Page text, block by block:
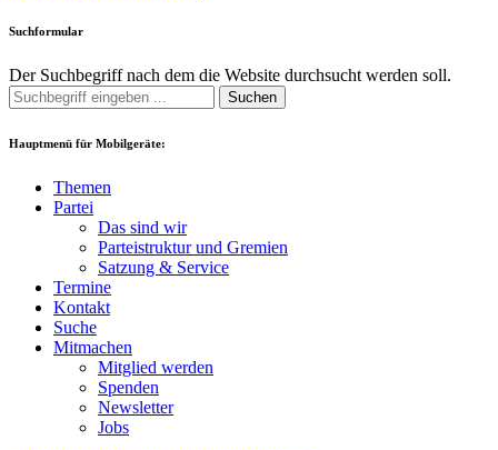
Suchformular
Der Suchbegriff nach dem die Website durchsucht werden soll.
Suchen
Hauptmenü für Mobilgeräte:
Themen
Partei
Das sind wir
Parteistruktur und Gremien
Satzung & Service
Termine
Kontakt
Suche
Mitmachen
Mitglied werden
Spenden
Newsletter
Jobs